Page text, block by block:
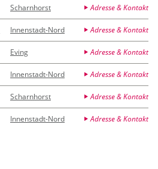
Scharnhorst Adresse & Kontakt
Innenstadt-Nord Adresse & Kontakt
Eving Adresse & Kontakt
Innenstadt-Nord Adresse & Kontakt
Scharnhorst Adresse & Kontakt
Innenstadt-Nord Adresse & Kontakt